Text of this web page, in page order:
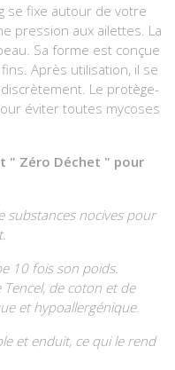
se fixe autour de votre
pression aux ailettes. La
Sa forme est conçue
Après utilisation, il se
Le protège-
éviter toutes mycoses
" Zéro Déchet " pour
substances nocives pour
10 fois son poids.
de coton et de
ethypoallergénique.
et enduit, ce qui le rend